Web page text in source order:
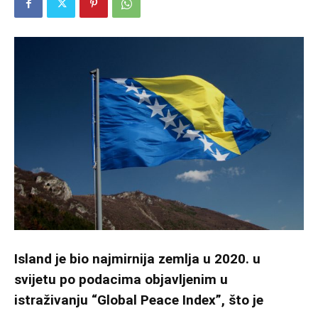
Island je bio najmirnija zemlja u 2020. u
svijetu po podacima objavljenim u
istraživanju “Global Peace Index”, što je